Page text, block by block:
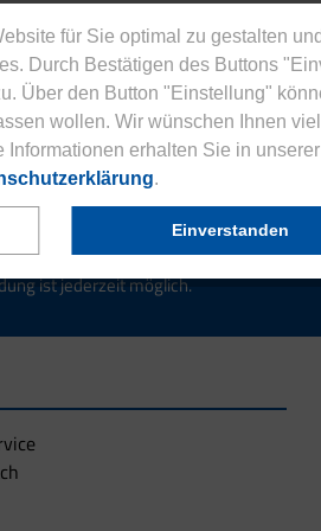
für Sie optimal zu gestalten
Durch Bestätigen des Buttons
Über den Button "Einstellung"
wollen. Wir wünschen Ihnen
Informationen erhalten Sie in unserer
.
Einverstanden
anmelden.
und verpassen Sie keine
ist jederzeit möglich.